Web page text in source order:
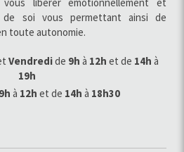
soi vous permettant ainsi de
toute autonomie.
Vendredide 9h à 12h et de 14h à
19h
9h à 12h et de 14h à 18h30